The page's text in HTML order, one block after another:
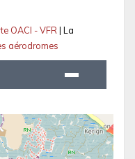
OACI - VFR| La
aérodromes